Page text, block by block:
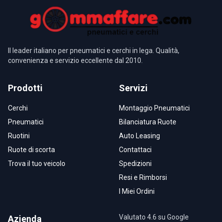
Il leader italiano per pneumatici e cerchi in lega. Qualità,
convenienza e servizio eccellente dal 2010.
Prodotti
Cerchi
Pneumatici
Ruotini
Ruote di scorta
Trova il tuo veicolo
Servizi
Montaggio Pneumatici
Bilanciatura Ruote
Auto Leasing
Contattaci
Spedizioni
Resi e Rimborsi
I Miei Ordini
Azienda Valutato 4.6 su Google